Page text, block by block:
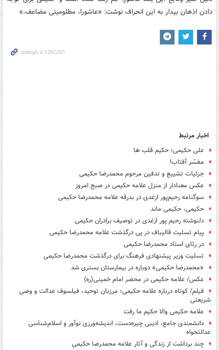
دادن اذهان بیدار به این انحراف نوشت: «عاشورا، مظلومیتی مضاعف.»
اخبار مرتبط
علی حکیمی؛ حکیم قلب ها
مفسّر آفتاب!
جزئیات تشییع و تدفین مرحوم محمدرضا حکیمی
عکس معنادار از منزل علامه حکیمی در صبح امروز
سوگنامه رحیم‌پور ازغدی در بدرقه علامه محمدرضا حکیمی
حکیمی، حکیمی ماند
دلنوشته رحیم پور ازغدی در توصیف برادران حکیمی
پیام تسلیت قالیباف در پی درگذشت علامه محمدرضا حکیمی
در رثای استاد محمدرضا حکیمی
تسلیت وزیر پیشنهادی فرهنگ برای درگذشت محمدرضا حکیمی
«محمدرضا حکیمی» دوباره در بیمارستان بستری شد
عکس/ علامه حکیمی در محضر امام خمینی(ره)
فیلم/ کوتاه درباره علامه حکیمی؛ مرزبان توحید، فیلسوف عدالت و وصی
شریعتی
علامه حکیمی والا حکیم ما رفت
دانشمندی جامع، ادیبی چیره‌دست، اندیشه‌ورزی نوآور و اسلام‌شناسی
عدالتخواه
چند برداشت از زندگی و آثار علامه محمدرضا حکیمی